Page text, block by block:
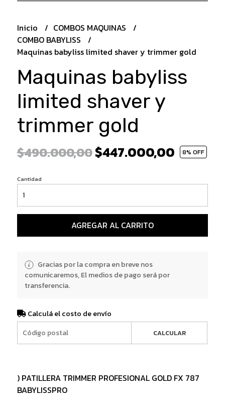
Inicio
COMBOS MAQUINAS
COMBO BABYLISS
Maquinas babyliss limited shaver y trimmer gold
Maquinas babyliss
limited shaver y
trimmer gold
$490.000,00$447.000,00 8% OFF
Cantidad
AGREGAR AL CARRITO
Gracias por la compra en breve nos
comunicaremos, El medios de pago será por
transferencia.
Calculá el costo de envío
CALCULAR
) PATILLERA TRIMMER PROFESIONAL GOLD FX 787
BABYLISSPRO